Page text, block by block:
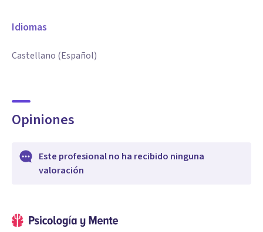
Idiomas
Castellano (Español)
Opiniones
Este profesional no ha recibido ninguna
valoración